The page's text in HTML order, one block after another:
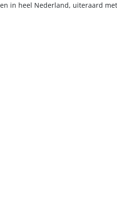
in heel Nederland, uiteraard